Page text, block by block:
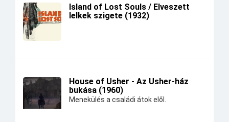
Island of Lost Souls / Elveszett
lelkek szigete (1932)
House of Usher - Az Usher-ház
bukása (1960)
Menekülés a családi átok elől.